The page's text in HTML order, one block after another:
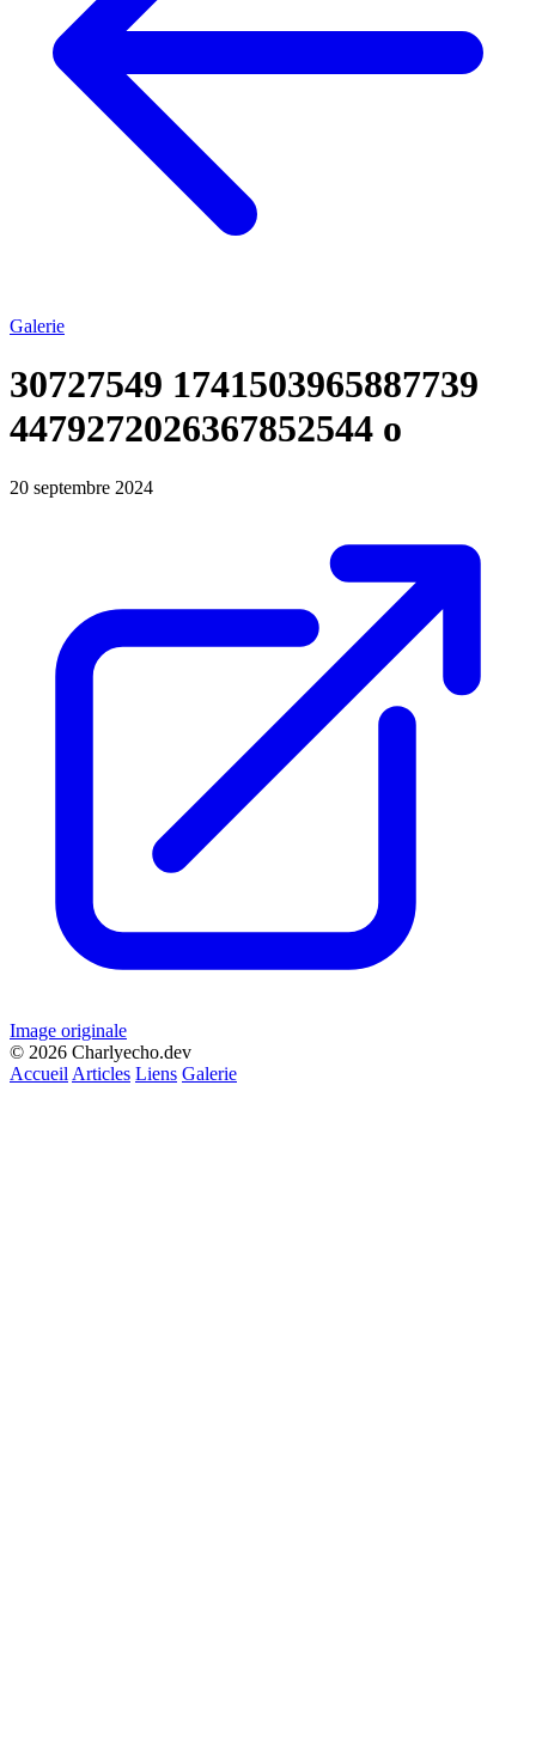
Galerie
30727549 1741503965887739
4479272026367852544 o
20 septembre 2024
Image originale
© 2026 Charlyecho.dev
Accueil Articles Liens Galerie